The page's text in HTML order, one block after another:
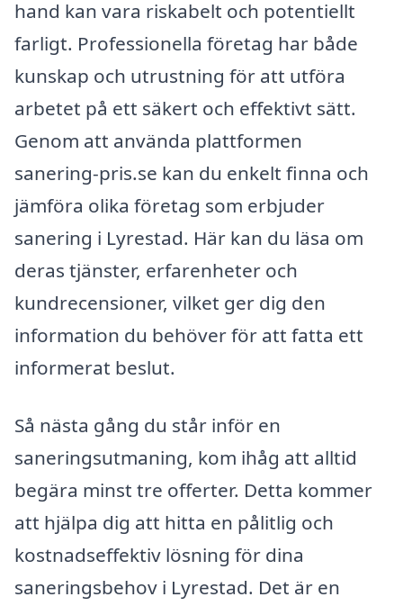
hand kan vara riskabelt och potentiellt
farligt. Professionella företag har både
kunskap och utrustning för att utföra
arbetet på ett säkert och effektivt sätt.
Genom att använda plattformen
sanering-pris.se kan du enkelt finna och
jämföra olika företag som erbjuder
sanering i Lyrestad. Här kan du läsa om
deras tjänster, erfarenheter och
kundrecensioner, vilket ger dig den
information du behöver för att fatta ett
informerat beslut.
Så nästa gång du står inför en
saneringsutmaning, kom ihåg att alltid
begära minst tre offerter. Detta kommer
att hjälpa dig att hitta en pålitlig och
kostnadseffektiv lösning för dina
saneringsbehov i Lyrestad. Det är en